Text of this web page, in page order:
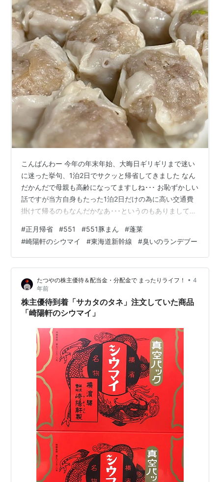
こんばんわー 今年の年末年始、大晦日ギリギリまで迷い
に迷った挙句、1泊2日でサクッと帰省してきました なん
だかんだで母親も高齢になってますしね･･･ お恥ずかしい
話ですが当方自身もたった1泊2日だけの為に高い交通費
掛けて帰るのもなんだかなあ･･･というのもありまして･･
年始に親に顔見せることそのものが意味か。と思いまし
てね･･。親に会いに行けること自体が幸せじゃないか、
とプライスレスやと思い弾丸帰省して来た次第です^^;
で、大晦日当日･･。 551蓬莱の豚まん、母ちゃんに買う
て帰ろ、と思いまして朝9：30オープンの京都駅八条口
のお…
#正月帰省 #551 #551豚まん #蓬莱
#崎陽軒のシウマイ #東海道新幹線 #臭いのランデブー
たつやの株主優待＆配当金・分配金で まったりライフ！ • 4
年前
株主優待到着「サカタのタネ」注文していた商品
「崎陽軒のシウマイ」